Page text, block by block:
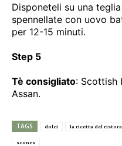
Disponeteli su una
spennellate con uovo
per 12-15 minuti.
Step 5
Tè consigliato: Scottish
Assan.
TAGS dolci la ricetta del
scones